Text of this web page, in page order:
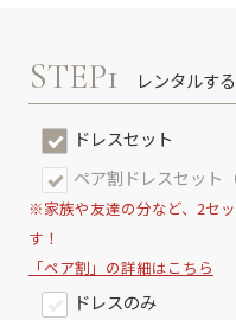
STEP1 レンタルす
ドレスセット
ペア割ドレスセット
※家族や友達の分など、2セ
す！
「ペア割」の詳細はこちら
ドレスのみ